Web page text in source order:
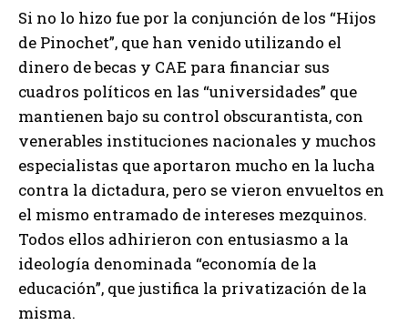
Si no lo hizo fue por la conjunción de los “Hijos
de Pinochet”, que han venido utilizando el
dinero de becas y CAE para financiar sus
cuadros políticos en las “universidades” que
mantienen bajo su control obscurantista, con
venerables instituciones nacionales y muchos
especialistas que aportaron mucho en la lucha
contra la dictadura, pero se vieron envueltos en
el mismo entramado de intereses mezquinos.
Todos ellos adhirieron con entusiasmo a la
ideología denominada “economía de la
educación”, que justifica la privatización de la
misma.